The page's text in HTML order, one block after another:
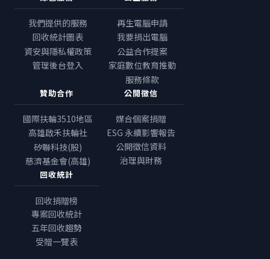
我們提供的服務
回收統計圖表
資安與隱私權政策
管理後台登入
再生電腦申請
我要捐出電腦
公益合作提案
家庭數位教育推動
服務條款
贊助合作
國際扶輪3510地區
高雄啟禾扶輪社
矽聯科技(股)
慈濟基金會(高雄)
公開徵信
媒合個案捐贈
ESG 永續影響報告
公開徵信資料
治理與財務
回收統計
回收捐贈榜
專案回收統計
五年回收趨勢
受贈一覽表